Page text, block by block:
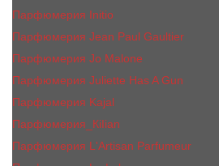
Парфюмерия Initio
Парфюмерия Jean Paul Gaultier
Парфюмерия Jо Malоnе
Парфюмерия Juliette Has A Gun
Парфюмерия Kajal
Парфюмерия_КiIiаn
Парфюмерия L'Artisan Parfumeur